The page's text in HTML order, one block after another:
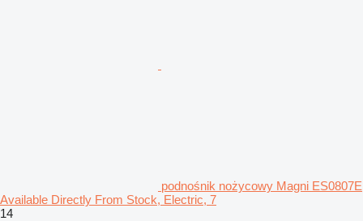
podnośnik nożycowy Magni ES0807E
Available Directly From Stock, Electric, 7
14